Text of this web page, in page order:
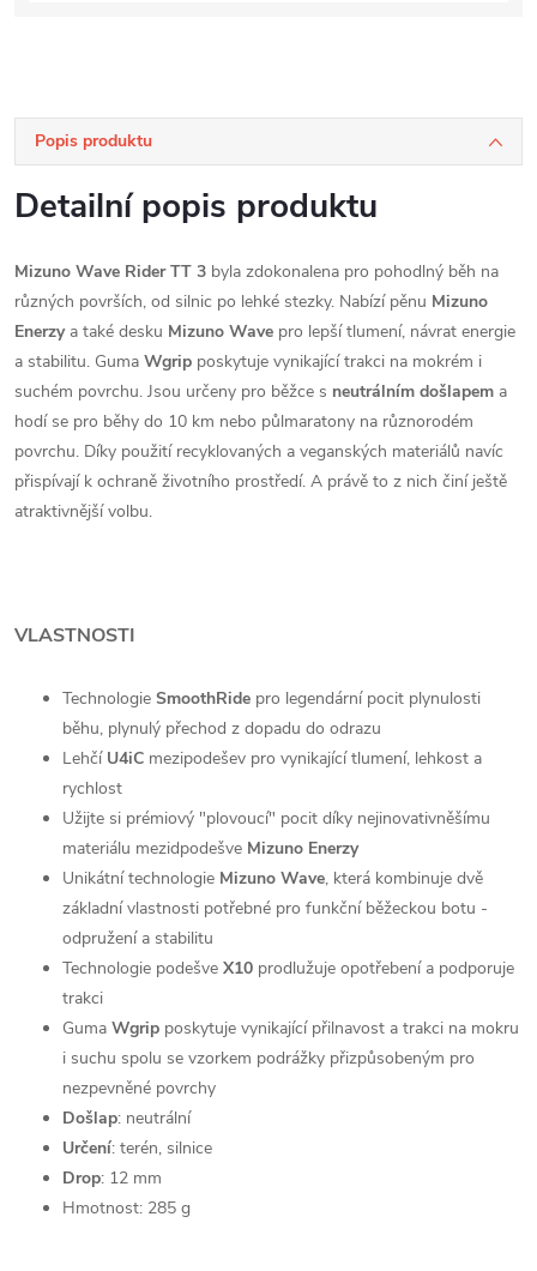
Popis produktu
Detailní popis produktu
Mizuno Wave Rider TT 3 byla zdokonalena pro pohodlný běh na
různých površích, od silnic po lehké stezky. Nabízí pěnu Mizuno
Enerzya také desku Mizuno Wave pro lepší tlumení, návrat energie
a stabilitu. Guma Wgrip poskytuje vynikající trakci na mokrém i
suchém povrchu. Jsou určeny pro běžce s neutrálním došlapem a
hodí se pro běhy do 10 km nebo půlmaratony na různorodém
povrchu. Díky použití recyklovaných a veganských materiálů navíc
přispívají k ochraně životního prostředí. A právě to z nich činí ještě
atraktivnější volbu.
VLASTNOSTI
Technologie SmoothRide pro legendární pocit plynulosti
běhu, plynulý přechod z dopadu do odrazu
Lehčí U4iC mezipodešev pro vynikající tlumení, lehkost a
rychlost
Užijte si prémiový "plovoucí" pocit díky nejinovativněšímu
materiálu mezidpodešve Mizuno Enerzy
Unikátní technologie Mizuno Wave, která kombinuje dvě
základní vlastnosti potřebné pro funkční běžeckou botu -
odpružení a stabilitu
Technologie podešve X10 prodlužuje opotřebení a podporuje
trakci
Guma Wgrip poskytuje vynikající přilnavost a trakci na mokru
i suchu spolu se vzorkem podrážky přizpůsobeným pro
nezpevněné povrchy
Došlap: neutrální
Určení: terén, silnice
Drop: 12 mm
Hmotnost: 285 g